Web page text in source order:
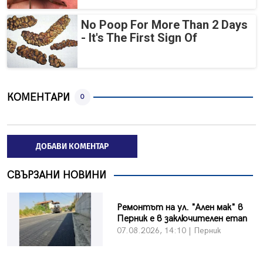
No Poop For More Than 2 Days
- It's The First Sign Of
КОМЕНТАРИ 0
ДОБАВИ КОМЕНТАР
СВЪРЗАНИ НОВИНИ
Ремонтът на ул. "Ален мак" в
Перник е в заключителен етап
07.08.2026, 14:10 | Перник